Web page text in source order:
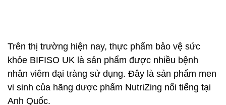
Trên thị trường hiện nay, thực phẩm bảo vệ sức
khỏe BIFISO UK là sản phẩm được nhiều bệnh
nhân viêm đại tràng sử dụng. Đây là sản phẩm men
vi sinh của hãng dược phẩm NutriZing nổi tiếng tại
Anh Quốc.